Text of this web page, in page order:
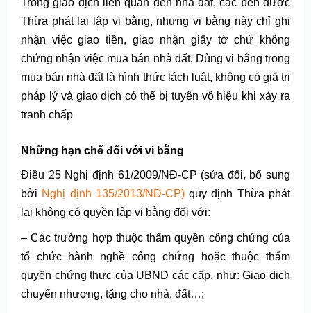
Trong giao dịch liên quan đến nhà đất, các bên được
Thừa phát lại lập vi bằng, nhưng vi bằng này chỉ ghi
nhận việc giao tiền, giao nhận giấy tờ chứ không
chứng nhận việc mua bán nhà đất. Dùng vi bằng trong
mua bán nhà đất là hình thức lách luật, không có giá trị
pháp lý và giao dịch có thể bị tuyên vô hiệu khi xảy ra
tranh chấp
Những hạn chế đối với vi bằng
Điều 25 Nghị định 61/2009/NĐ-CP (sửa đổi, bổ sung
bởi Nghị định 135/2013/NĐ-CP)quy định Thừa phát
lại không có quyền lập vi bằng đối với:
– Các trường hợp thuộc thẩm quyền công chứng của
tổ chức hành nghề công chứng hoặc thuộc thẩm
quyền chứng thực của UBND các cấp, như: Giao dịch
chuyển nhượng, tặng cho nhà, đất…;